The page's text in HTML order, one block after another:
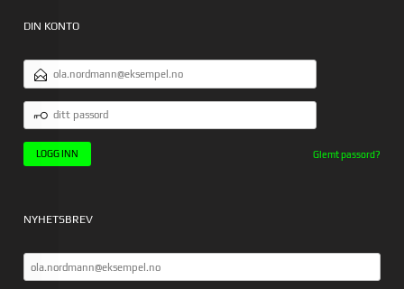
DIN KONTO
POSTADRESSE
DITT
PASSORD
Glemt passord?
NYHETSBREV